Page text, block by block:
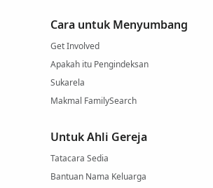
Cara untuk Menyumbang
Get Involved
Apakah itu Pengindeksan
Sukarela
Makmal FamilySearch
Untuk Ahli Gereja
Tatacara Sedia
Bantuan Nama Keluarga